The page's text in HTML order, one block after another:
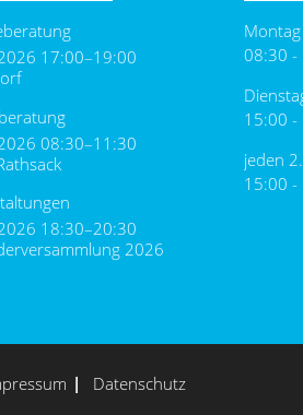
17:00–19:00
08:30–11:30
18:30–20:30
2026
08:30 -
15:00
jeden
15:00
Datenschutz